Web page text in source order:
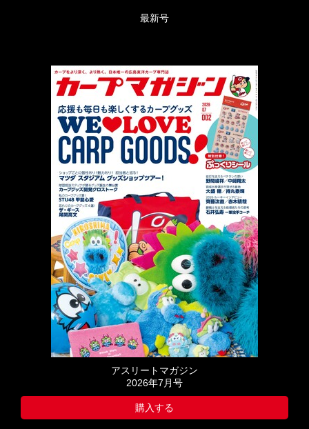
最新号
アスリートマガジン
2026年7月号
購入する